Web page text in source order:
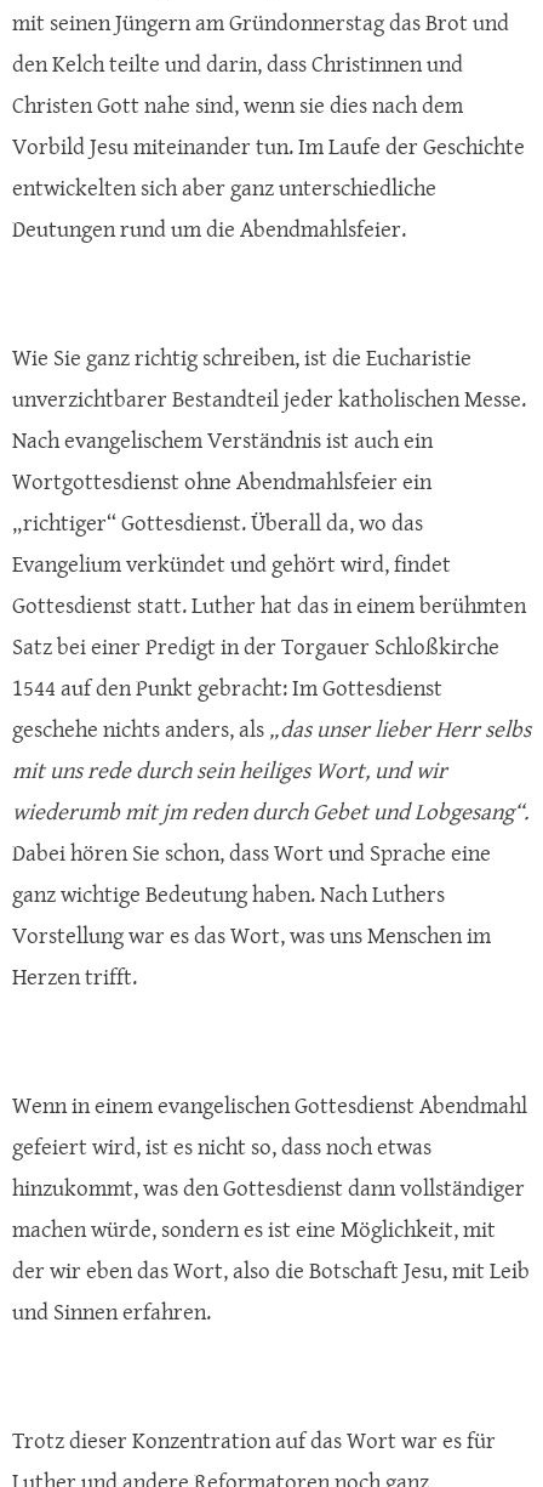
mit seinen Jüngern am Gründonnerstag das Brot und
den Kelch teilte und darin, dass Christinnen und
Christen Gott nahe sind, wenn sie dies nach dem
Vorbild Jesu miteinander tun. Im Laufe der Geschichte
entwickelten sich aber ganz unterschiedliche
Deutungen rund um die Abendmahlsfeier.
Wie Sie ganz richtig schreiben, ist die Eucharistie
unverzichtbarer Bestandteil jeder katholischen Messe.
Nach evangelischem Verständnis ist auch ein
Wortgottesdienst ohne Abendmahlsfeier ein
„richtiger“ Gottesdienst. Überall da, wo das
Evangelium verkündet und gehört wird, findet
Gottesdienst statt. Luther hat das in einem berühmten
Satz bei einer Predigt in der Torgauer Schloßkirche
1544 auf den Punkt gebracht: Im Gottesdienst
geschehe nichts anders, als„das unser lieber Herr selbs
mit uns rede durch sein heiliges Wort, und wir
wiederumb mit jm reden durch Gebet und Lobgesang“.
Dabei hören Sie schon, dass Wort und Sprache eine
ganz wichtige Bedeutung haben. Nach Luthers
Vorstellung war es das Wort, was uns Menschen im
Herzen trifft.
Wenn in einem evangelischen Gottesdienst Abendmahl
gefeiert wird, ist es nicht so, dass noch etwas
hinzukommt, was den Gottesdienst dann vollständiger
machen würde, sondern es ist eine Möglichkeit, mit
der wir eben das Wort, also die Botschaft Jesu, mit Leib
und Sinnen erfahren.
Trotz dieser Konzentration auf das Wort war es für